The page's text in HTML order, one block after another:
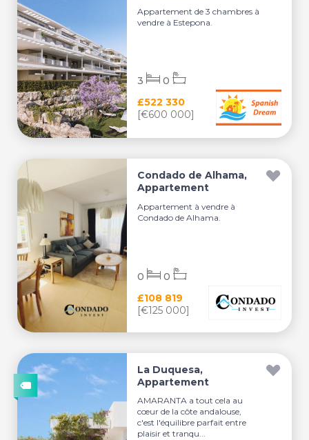
Appartement de 3 chambres à
vendre à Estepona.
£522 330
[€600 000]
3 0
Condado de Alhama,
Appartement
Appartement à vendre à
Condado de Alhama.
£108 819
[€125 000]
0 0
La Duquesa,
Appartement
AMARANTA a tout cela au
cœur de la côte andalouse,
c'est l'équilibre parfait entre
plaisir et tranqu...